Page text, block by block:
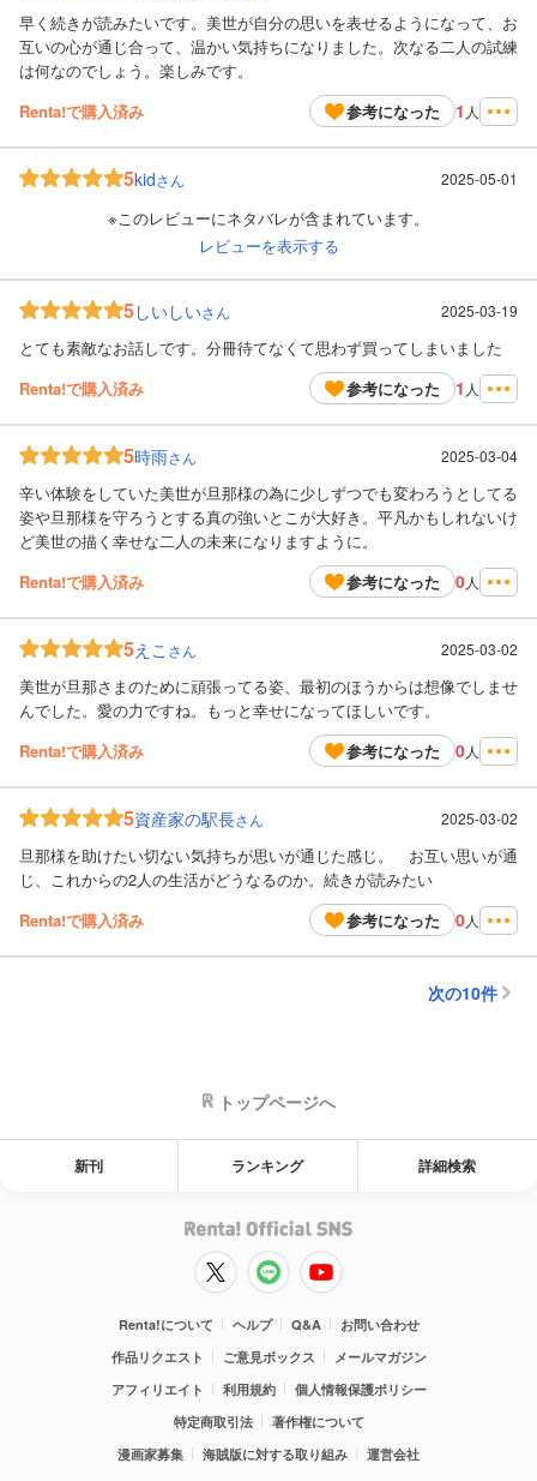
早く続きが読みたいです。美世が自分の思いを表せるようになって、お
互いの心が通じ合って、温かい気持ちになりました。次なる二人の試練
は何なのでしょう。楽しみです。
Renta!で購入済み
参考になった 1 人
5kidさん 2025-05-01
※このレビューにネタバレが含まれています。
レビューを表示する
5しいしいさん 2025-03-19
とても素敵なお話しです。分冊待てなくて思わず買ってしまいました
Renta!で購入済み
参考になった 1 人
5時雨さん 2025-03-04
辛い体験をしていた美世が旦那様の為に少しずつでも変わろうとしてる
姿や旦那様を守ろうとする真の強いとこが大好き。平凡かもしれないけ
ど美世の描く幸せな二人の未来になりますように。
Renta!で購入済み
参考になった 0人
5えこ さん 2025-03-02
美世が旦那さまのために頑張ってる姿、最初のほうからは想像でしませ
んでした。愛の力ですね。もっと幸せになってほしいです。
Renta!で購入済み
参考になった 0人
5資産家の駅長さん 2025-03-02
旦那様を助けたい切ない気持ちが思いが通じた感じ。 お互い思いが通
じ、これからの2人の生活がどうなるのか。続きが読みたい
Renta!で購入済み
参考になった 0人
次の10件
トップページへ
新刊 ランキング 詳細検索
Renta!について ヘルプ Q&A
お問い合わせ
作品リクエスト
ご意見ボックス
メールマガジン
アフィリエイト
利用規約
個人情報保護ポリシー
特定商取引法
著作権について
漫画家募集
海賊版に対する取り組み 運営会社